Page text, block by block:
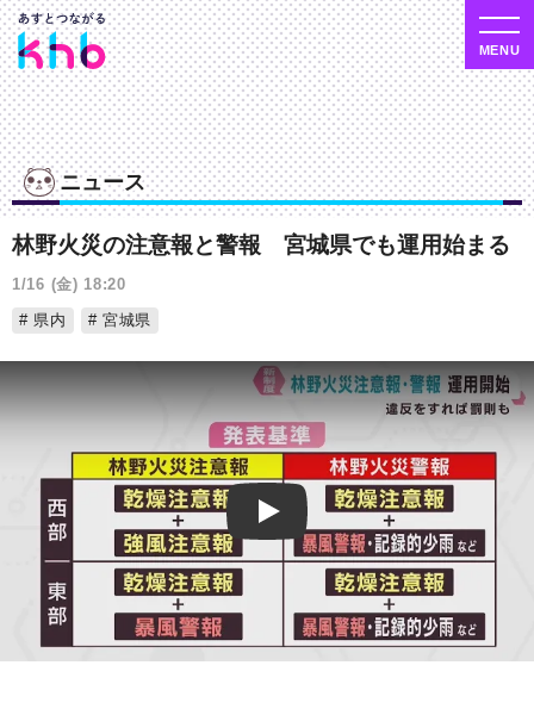
ニュース
林野火災の注意報と警報 宮城県でも運用始まる
1/16 (金) 18:20
県内
宮城県
Play